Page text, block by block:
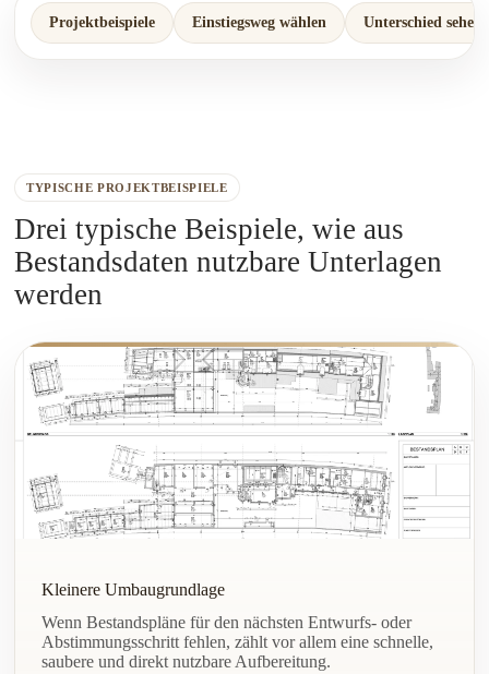
Projektbeispiele Einstiegsweg wählen Unterschied sehen
TYPISCHE PROJEKTBEISPIELE
Drei typische Beispiele, wie aus
Bestandsdaten nutzbare Unterlagen
werden
Kleinere Umbaugrundlage
Wenn Bestandspläne für den nächsten Entwurfs- oder
Abstimmungsschritt fehlen, zählt vor allem eine schnelle,
saubere und direkt nutzbare Aufbereitung.